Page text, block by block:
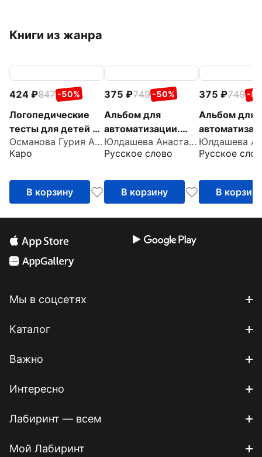
Книги из жанра
424 847 -50%
Логопедические
тесты для детей 2-
3 лет
Османова Гурия Абдулбарисовна
Каро
В корзину
375 749 -50%
Альбом для
автоматизации.
Звук Ш
Юлдашева Анастасия Павловна
Русское слово
В корзину
375 749 -
Альбом для
Звук С
Русское
В корзину
Мы в соцсетях
Каталог
Важно
Интересно
Лабиринт — всем
Мой Лабиринт